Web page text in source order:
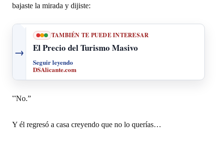
bajaste la mirada y dijiste:
→
TAMBIÉN TE PUEDE INTERESAR
El Precio del Turismo Masivo
Seguir leyendo
DSAlicante.com
“No.”
Y él regresó a casa creyendo que no lo querías…